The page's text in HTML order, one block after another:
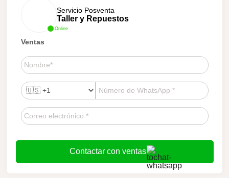
Online
Servicio Posventa
Taller y Repuestos
Ventas
Contactar con ventas